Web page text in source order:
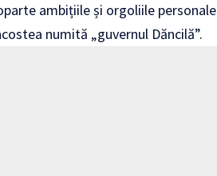
ambițiile și orgoliile personale
numită „guvernul Dăncilă”.